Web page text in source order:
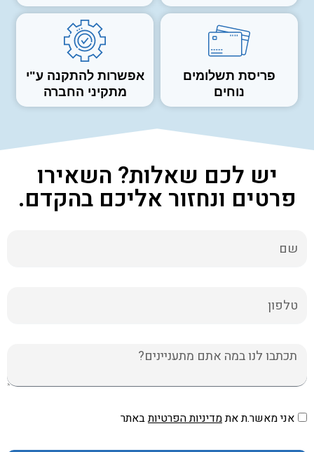
פריסת תשלומים
נוחים
אפשרות להתקנה ע"י
מתקיני החברה
יש לכם שאלות? השאירו
פרטים ונחזור אליכם בהקדם.
טלפון
הודעה
אני מאשר.ת אתמדיניות הפרטיותבאתר